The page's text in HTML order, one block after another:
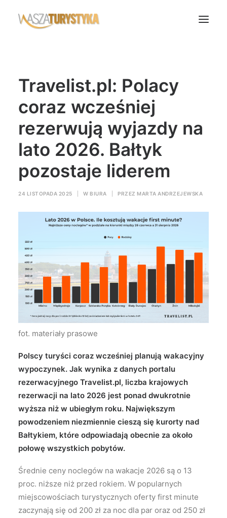
Biura podróży
Noclegi
Polska
Świat
Podcasty
Rok Kobiet
Wyszukiwanie
Travelist.pl: Polacy
coraz wcześniej
rezerwują wyjazdy na
lato 2026. Bałtyk
pozostaje liderem
24 LISTOPADA 2025 W BIURA PRZEZ MARTA ANDRZEJEWSKA
fot. materiały prasowe
Polscy turyści coraz wcześniej planują wakacyjny
wypoczynek. Jak wynika z danych portalu
rezerwacyjnego Travelist.pl, liczba krajowych
rezerwacji na lato 2026 jest ponad dwukrotnie
wyższa niż w ubiegłym roku. Największym
powodzeniem niezmiennie cieszą się kurorty nad
Bałtykiem, które odpowiadają obecnie za około
połowę wszystkich pobytów.
Średnie ceny noclegów na wakacje 2026 są o 13
proc. niższe niż przed rokiem. W popularnych
miejscowościach turystycznych oferty first minute
zaczynają się od 200 zł za noc dla par oraz od 250 zł